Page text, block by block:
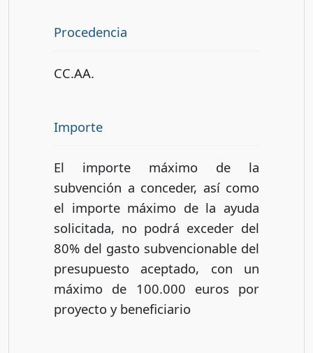
Procedencia
CC.AA.
Importe
El importe máximo de la
subvención a conceder, así como
el importe máximo de la ayuda
solicitada, no podrá exceder del
80% del gasto subvencionable del
presupuesto aceptado, con un
máximo de 100.000 euros por
proyecto y beneficiario